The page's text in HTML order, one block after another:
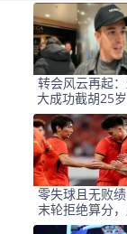
转会风云再起
大成功截胡25
罗马快速锁定
前锋
零失球且无败
末轮拒绝算分
次进入8